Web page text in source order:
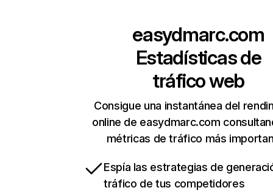
easydmarc.com
Estadísticas de
tráfico web
Consigue una instantánea del
online de easydmarc.com
métricas de tráfico más
Espía las estrategias de
tráfico de tus competidores